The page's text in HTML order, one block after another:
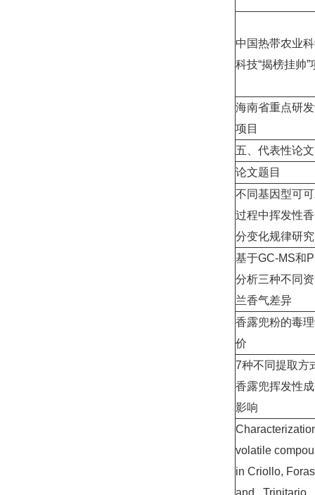
中国热带农业
科技“揭榜挂帅”
海南省重点研
项目
五、代表性论
论文题目
不同基因型可
过程中挥发性
分变化规律研究
基于GC-MS和
分析三种不同
兰香气差异
香露兜粉的毒
价
7种不同提取方
香露兜挥发性
影响
volatile
in Criollo,
and Trinitario